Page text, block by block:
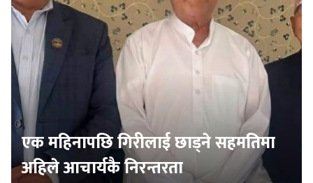
एक महिनापछि गिरीलाई छाड्ने सहमतिमा
अहिले आचार्यकै निरन्तरता